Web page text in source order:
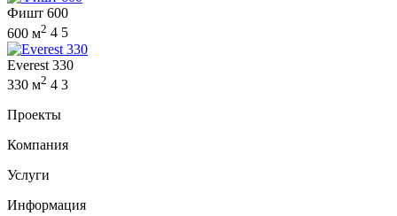
Фишт 600
600 м2 4 5
Everest 330
330 м2 4 3
Проекты
Компания
Услуги
Информация